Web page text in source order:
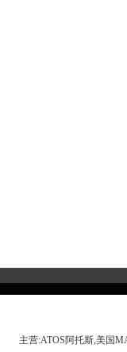
主营:ATOS阿托斯,美国